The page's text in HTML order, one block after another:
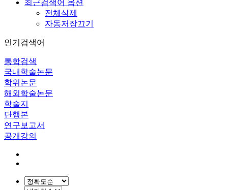
최근검색어 옵션
전체삭제
자동저장끄기
인기검색어
통합검색
국내학술논문
학위논문
해외학술논문
학술지
단행본
연구보고서
공개강의